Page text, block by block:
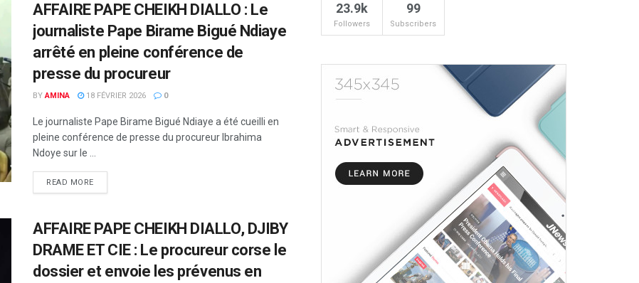
AFFAIRE PAPE CHEIKH DIALLO : Le
journaliste Pape Birame Bigué Ndiaye
arrêté en pleine conférence de
presse du procureur
BY AMINA 18 FÉVRIER 2026 0
Le journaliste Pape Birame Bigué Ndiaye a été cueilli en
pleine conférence de presse du procureur Ibrahima
Ndoye sur le ...
READ MORE
AFFAIRE PAPE CHEIKH DIALLO, DJIBY
DRAME ET CIE : Le procureur corse le
dossier et envoie les prévenus en
23.9k
Followers
99
Subscribers